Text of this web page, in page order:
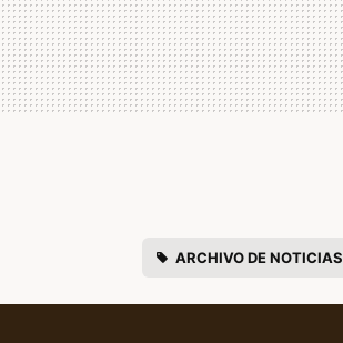
ARCHIVO DE NOTICIAS